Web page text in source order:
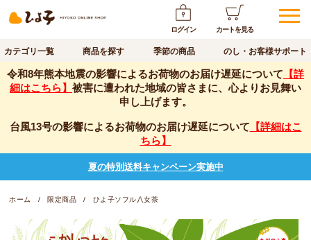
ログイン カートを見る
カテゴリ一覧 商品を探す 季節の商品 のし・お客様サポート
令和8年熊本地震の影響によるお荷物のお届け遅延について 【詳
細はこちら】 被害に遭われた地域の皆さまに、心よりお見舞い
申し上げます。
台風13号の影響によるお荷物のお届け遅延について 【詳細はこ
ちら】
夏の特別送料キャンペーン実施中
ホーム 限定商品 ひよ子ソフル八女茶